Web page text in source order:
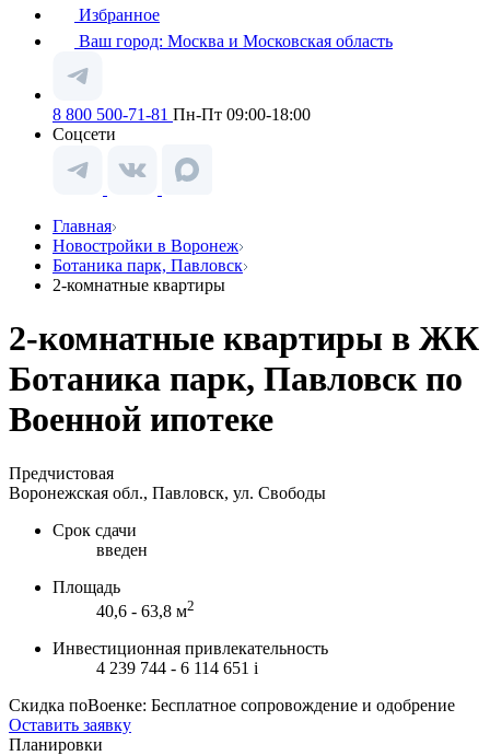
Избранное
Ваш город: Москва и Московская область
8 800 500-71-81 Пн-Пт 09:00-18:00
Соцсети
Главная
Новостройки в Воронеж
Ботаника парк, Павловск
2-комнатные квартиры
2-комнатные квартиры в ЖК
Ботаника парк, Павловск по
Военной ипотеке
Предчистовая
Воронежская обл., Павловск, ул. Свободы
Срок сдачи
введен
Площадь
40,6 - 63,8 м2
Инвестиционная привлекательность
4 239 744 - 6 114 651 i
Скидка поВоенке: Бесплатное сопровождение и одобрение
Оставить заявку
Планировки